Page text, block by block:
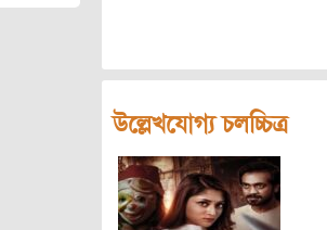
উল্লেখযোগ্য চলচ্চিত্র